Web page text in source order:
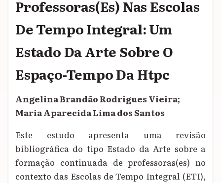
Professoras(Es) Nas Escolas
De Tempo Integral: Um
Estado Da Arte Sobre O
Espaço-Tempo Da Htpc
Angelina Brandão Rodrigues Vieira;
Maria Aparecida Lima dos Santos
Este estudo apresenta uma revisão
bibliográfica do tipo Estado da Arte sobre a
formação continuada de professoras(es) no
contexto das Escolas de Tempo Integral (ETI),